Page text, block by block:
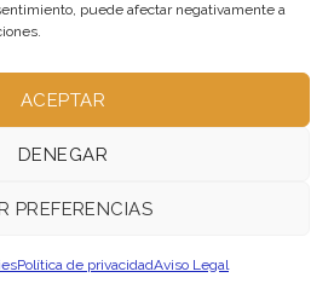
puede afectar negativamente a
ACEPTAR
DENEGAR
PREFERENCIAS
Política de privacidadAviso Legal
– NO UTILIZADA